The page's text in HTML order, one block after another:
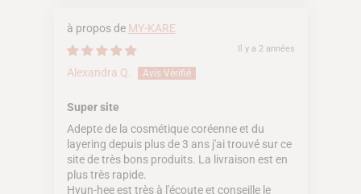
MY-KARE
Il y a 2 années
Alexandra Q.
Super site
Adepte de la cosmétique coréenne et du
layering depuis plus de 3 ans j'ai trouvé sur ce
site de très bons produits. La livraison est en
plus très rapide.
Hyun-hee est très à l'écoute et conseille le